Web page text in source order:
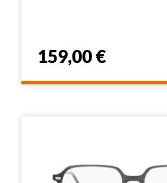
159,00 €